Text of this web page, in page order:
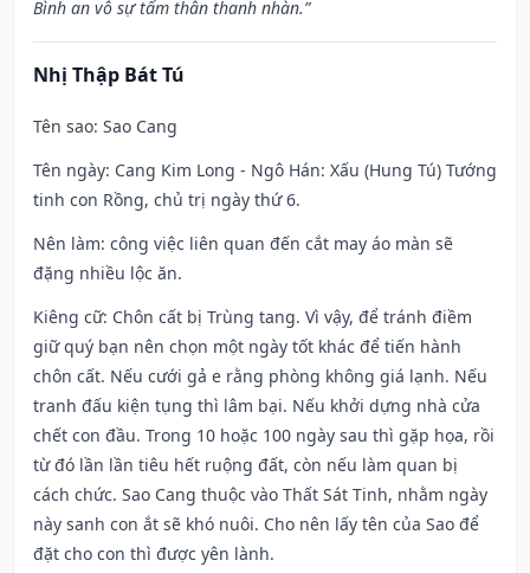
Bình an vô sự tấm thân thanh nhàn.”
Nhị Thập Bát Tú
Tên sao: Sao Cang
Tên ngày: Cang Kim Long - Ngô Hán: Xấu (Hung Tú) Tướng
tinh con Rồng, chủ trị ngày thứ 6.
Nên làm: công việc liên quan đến cắt may áo màn sẽ
đặng nhiều lộc ăn.
Kiêng cữ: Chôn cất bị Trùng tang. Vì vậy, để tránh điềm
giữ quý bạn nên chọn một ngày tốt khác để tiến hành
chôn cất. Nếu cưới gả e rằng phòng không giá lạnh. Nếu
tranh đấu kiện tụng thì lâm bại. Nếu khởi dựng nhà cửa
chết con đầu. Trong 10 hoặc 100 ngày sau thì gặp họa, rồi
từ đó lần lần tiêu hết ruộng đất, còn nếu làm quan bị
cách chức. Sao Cang thuộc vào Thất Sát Tinh, nhằm ngày
này sanh con ắt sẽ khó nuôi. Cho nên lấy tên của Sao để
đặt cho con thì được yên lành.